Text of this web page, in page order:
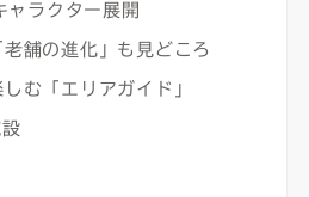
ラクター展開
舗の進化」も見どころ
む「エリアガイド」